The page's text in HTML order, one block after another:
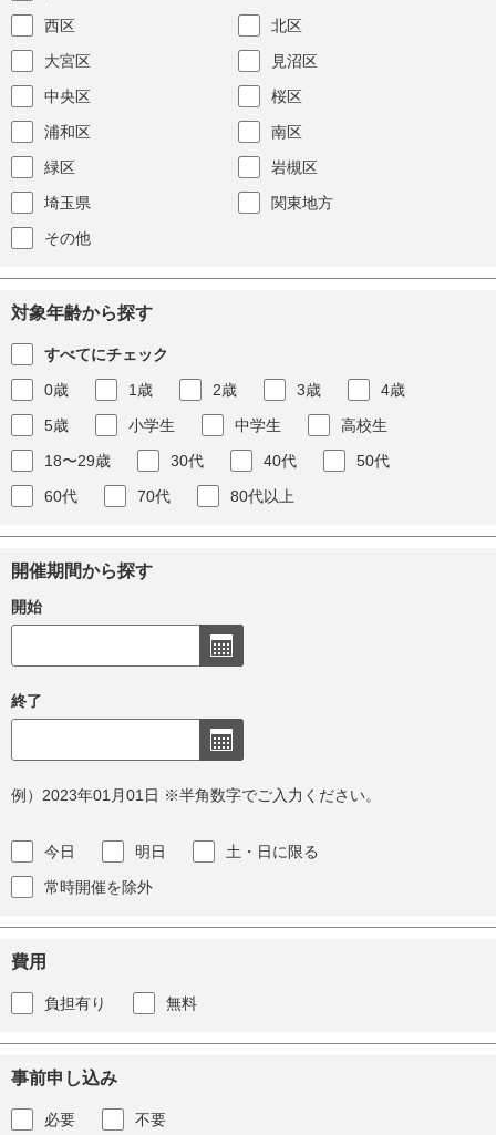
西区
北区
大宮区
見沼区
中央区
桜区
浦和区
南区
緑区
岩槻区
埼玉県
関東地方
その他
対象年齢から探す
すべてにチェック
0歳
1歳 2歳 3歳
4歳
5歳
小学生 中学生
高校生
18〜29歳
30代 40代
50代
60代
70代 80代以上
開催期間から探す
開始
終了
例）2023年01月01日 ※半角数字でご入力ください。
今日 明日
土・日に限る
常時開催を除外
費用
負担有り 無料
事前申し込み
必要 不要